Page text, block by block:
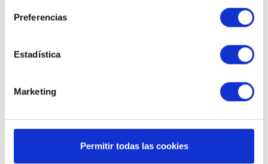
Preferencias
Estadística
Marketing
Permitir todas las cookies
El cambio en el contrato de empleados para autónomos
supone una mejora en las condiciones laborales de los
responsabilidad y obligaciones para los autónomos que
tanto de las nuevas regulaciones y cumplir con ellas